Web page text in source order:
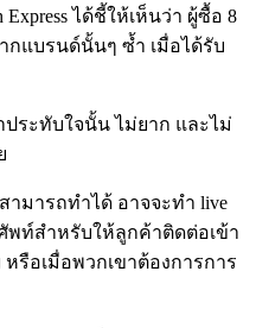
ได้ชี้ให้เห็นว่า ผู้ซื้อ 8
แบรนด์นั้นๆ ซ้ำ เมื่อได้รับ
ระทับใจนั้น ไม่ยาก และไม่
ามารถทำได้ อาจจะทำ live
พท์สำหรับให้ลูกค้าติดต่อเข้า
รือเมื่อพวกเขาต้องการการ